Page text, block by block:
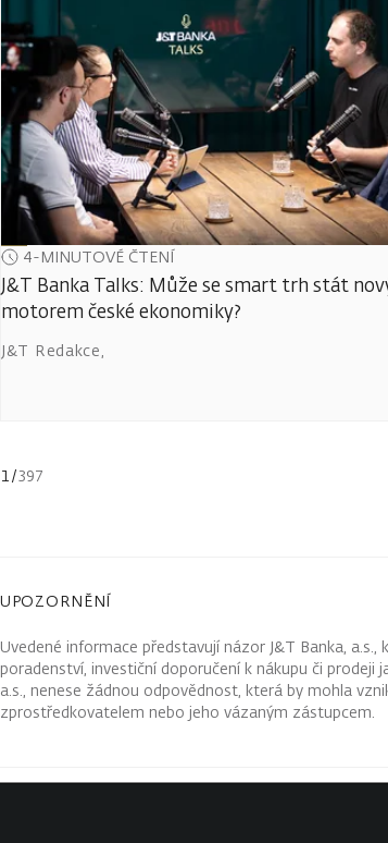
4-MINUTOVÉ ČTENÍ
J&T Banka Talks: Může se smart trh stát
motorem české ekonomiky?
J&T Redakce,
1/397
UPOZORNĚNÍ
Uvedené informace představují názor J&T Banka,
poradenství, investiční doporučení k nákupu či
a.s., nenese žádnou odpovědnost, která by mohla
zprostředkovatelem nebo jeho vázaným zástupcem.